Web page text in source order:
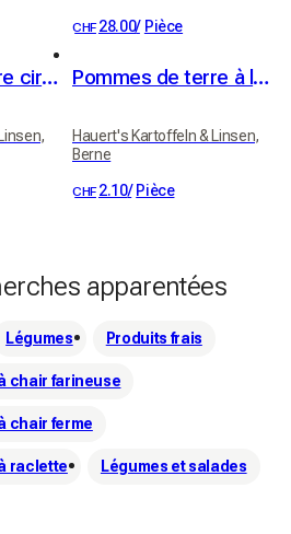
CHF 28.00/ Pièce
Pommes de terre cireuses 20kg Pommes de terre à la cire, pommes de terre à raclette 1kg
Hauert's Kartoffeln & Linsen,
Berne
CHF 2.10/ Pièce
apparentées
Légumes Produits frais
chair farineuse
chair ferme
raclette Légumes et salades